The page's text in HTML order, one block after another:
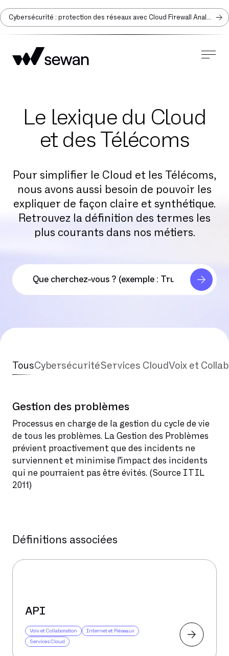
Cybersécurité : protection des réseaux avec Cloud Firewall Analyzer
Le lexique du Cloud
et des Télécoms
Pour simplifier le Cloud et les Télécoms,
nous avons aussi besoin de pouvoir les
expliquer de façon claire et synthétique.
Retrouvez la définition des termes les
plus courants dans nos métiers.
TousCybersécuritéServices Cloud Voix et
Gestion des problèmes
Processus en charge de la gestion du cycle de vie
de tous les problèmes. La Gestion des Problèmes
prévient proactivement que des incidents ne
surviennent et minimise l’impact des incidents
qui ne pourraient pas être évités. (Source ITIL
2011)
Définitions associées
API
Voix et Collaboration
Internet et Réseaux
Services Cloud